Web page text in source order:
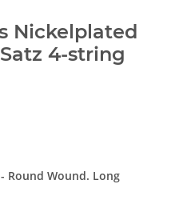
Nickelplated
4-string
Round Wound. Long